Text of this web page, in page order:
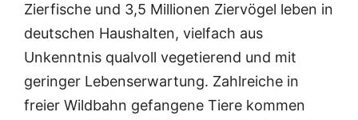
Zierfische und 3,5 Millionen Ziervögel leben in
deutschen Haushalten, vielfach aus
Unkenntnis qualvoll vegetierend und mit
geringer Lebenserwartung. Zahlreiche in
freier Wildbahn gefangene Tiere kommen